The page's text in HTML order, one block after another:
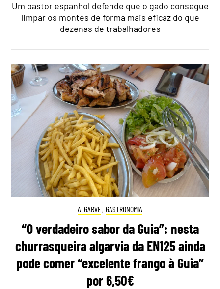
Um pastor espanhol defende que o gado consegue
limpar os montes de forma mais eficaz do que
dezenas de trabalhadores
ALGARVE, GASTRONOMIA
“O verdadeiro sabor da Guia”: nesta
churrasqueira algarvia da EN125 ainda
pode comer “excelente frango à Guia”
por 6,50€